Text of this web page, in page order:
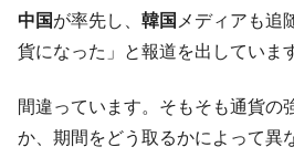
た。『起亜』は9台だけ
『Money1』
韓国「信用赦免を何
『Money1』
韓国K9専用砲弾･装
兵器「K10」が改良に乗り出す。
中国が率先し、 韓国 メディアも追
貨になった」と報道を出していま
間違っています。そもそも通貨の
か、期間をどう取るかによって異